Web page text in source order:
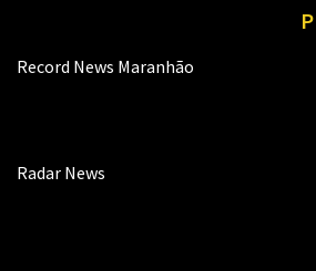
Record News Maranhão
Radar News